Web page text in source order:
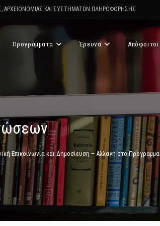
ΑΡΧΕΙΟΝΟΜΙΑΣ ΚΑΙ ΣΥΣΤΗΜΑΤΩΝ ΠΛΗΡΟΦΟΡΗΣΗΣ
Προγράμματα Έρευνα Απόφοιτοι
Επικοινωνία και Δημοσίευση – Αλλαγή στο Πρόγραμμα